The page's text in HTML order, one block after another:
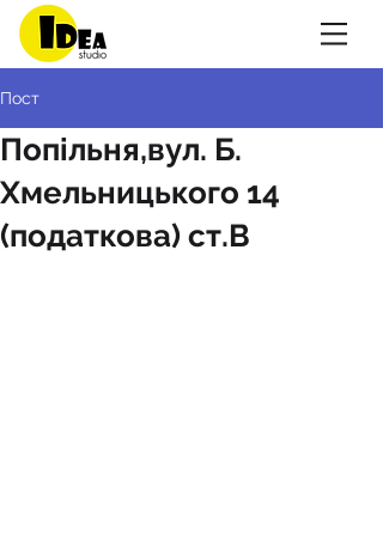
Пост
Попільня,вул. Б.
Хмельницького 14
(податкова) ст.В